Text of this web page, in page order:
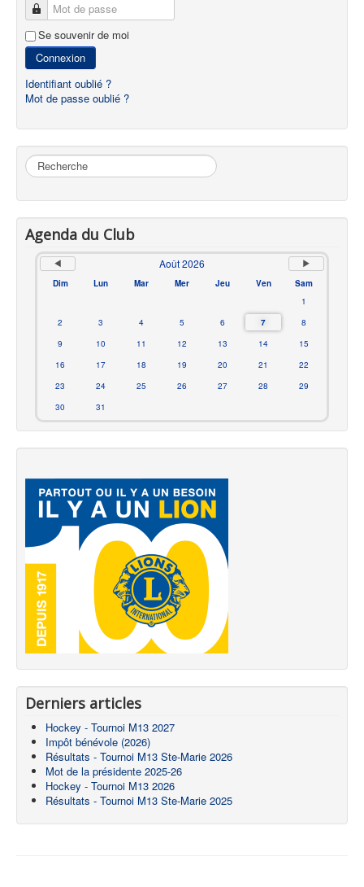
Mot de passe
Se souvenir de moi
Connexion
Identifiant oublié ?
Mot de passe oublié ?
Rechercher
Agenda du Club
Août 2026
Dim Lun Mar Mer Jeu Ven
Sam
1
2
3 4 5 6 7
8
9
10 11 12 13 14
15
16
17 18 19 20 21
22
23
24 25 26 27 28
29
30
31
Derniers articles
Hockey - Tournoi M13 2027
Impôt bénévole (2026)
Résultats - Tournoi M13 Ste-Marie 2026
Mot de la présidente 2025-26
Hockey - Tournoi M13 2026
Résultats - Tournoi M13 Ste-Marie 2025